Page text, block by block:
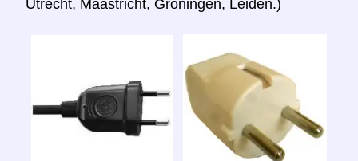
Utrecht, Maastricht, Groningen, Leiden.)